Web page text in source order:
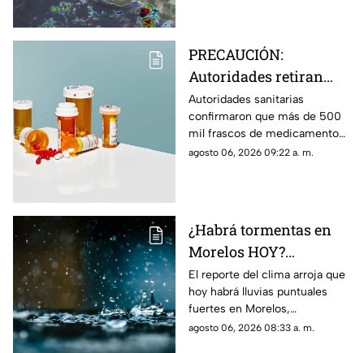
PRECAUCIÓN:
Autoridades retiran
más de 500 mil frascos
de medicamento para
la presión arterial que
podría desarrollar
Autoridades sanitarias
confirmaron que más de 500
mil frascos de medicamento
para la hipertensión fuero
agosto 06, 2026 09:22 a. m.
¿Habrá tormentas en
Morelos HOY?
Pronostican lluvias
puntuales fuertes con
descargas eléctricas en
estos municipios
El reporte del clima arroja que
hoy habrá lluvias puntuales
fuertes en Morelos,
acompañadas de actividad
agosto 06, 2026 08:33 a. m.